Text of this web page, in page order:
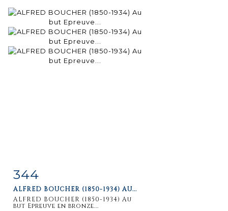
Fiche
344
ALFRED BOUCHER (1850-1934) AU...
ALFRED BOUCHER (1850-1934) Au
but Epreuve en bronze...